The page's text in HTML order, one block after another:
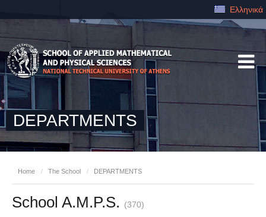
Ελληνικά
DEPARTMENTS
Home / The School / DEPARTMENTS
School A.M.P.S. (370)